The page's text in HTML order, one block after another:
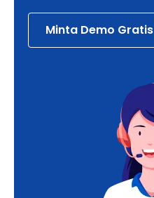
Minta Demo Gratis